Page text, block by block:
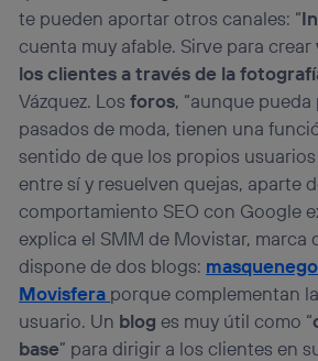
te pueden aportar otros canales: “
cuenta muy afable. Sirve para crear
los clientes a través de la
Vázquez. Losforos, “aunque
pasados de moda, tienen una
sentido de que los propios
entre sí y resuelven quejas, aparte
comportamiento SEO con Google
explica el SMM de Movistar, marca
dispone de dos blogs:
Movisfera porque complementan
usuario. Un blog es muy útil como “
base” para dirigir a los clientes en